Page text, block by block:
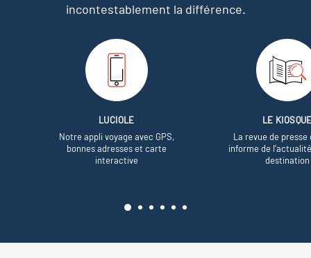
incontestablement la différence.
LUCIOLE
Notre appli voyage avec GPS,
bonnes adresses et carte
interactive
LE
La revue de presse
informe de
destination